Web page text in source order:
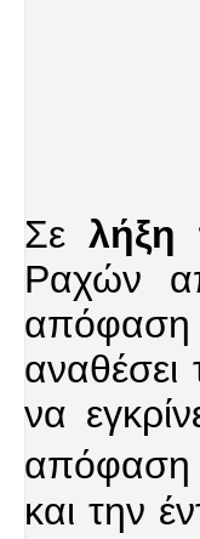
Σε λήξη
Ραχών
να
απόφαση
και την